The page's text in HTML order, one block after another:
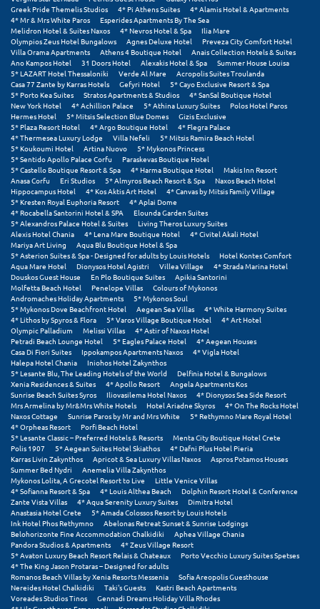
Πόρτο Χέλι
Πρέβεζα
Πύλος
Πύργος
Ρ
Ρέθυμνο
Ρίο
Ρόδος
Σ
Σαλαμίνα
Σαμοθράκη
Σάμος
Σαντορίνη
Σέριφος
Σέρρες
Σιθωνία
Σίκινος
Σίφνος
Σκαφιδιά Ηλείας
Σκιάθος
Σκόπελος
Σκύρος
Greek Pride Themelis Studios
4* Pi Athens Suites
4* Alamis Hotel & Apartments
4* Mr & Mrs White Paros
Esperides Apartments By The Sea
Melidron Hotel & Suites Naxos
4* Nevros Hotel & Spa
Ilia Mare
Olympios Zeus Hotel Bungalows
Agnes Deluxe Hotel
Preveza City Comfort Hotel
Villa Orama Apartments
Athens 4 Boutique Hotel
Anais Collection Hotels & Suites
Ano Kampos Hotel
31 Doors Hotel Alexakis Hotel & Spa
Summer House Louisa
5* LAZART Hotel Thessaloniki
Verde Al Mare
Acropolis Suites Troulanda
Casa 77 Zante by Karras Hotels
Gefyri Hotel
5* Cayo Exclusive Resort & Spa
5* Porto Kea Suites
Stratos Apartments & Studios
4* SanSal Boutique Hotel
New York Hotel
4* Achillion Palace 5* Athina Luxury Suites
Polos Hotel Paros
Hermes Hotel
5* Mitsis Selection Blue Domes
Gizis Exclusive
5* Plaza Resort Hotel
4* Argo Boutique Hotel
4* Flegra Palace
4* Thermesea Luxury Lodge
Villa Nefeli
5* Mitsis Ramira Beach Hotel
5* Koukoumi Hotel
Artina Nuovo
5* Mykonos Princess
5* Sentido Apollo Palace Corfu
Paraskevas Boutique Hotel
5* Castello Boutique Resort & Spa
4* Harma Boutique Hotel
Makis Inn Resort
Anasa Corfu
Eri Studios 5* Almyros Beach Resort & Spa
Naxos Beach Hotel
Hippocampus Hotel
4* Kos Aktis Art Hotel
4* Canvas by Mitsis Family Village
5* Kresten Royal Euphoria Resort
4* Aplai Dome
4* Rocabella Santorini Hotel & SPA
Elounda Garden Suites
5* Alexandros Palace Hotel & Suites
Living Theros Luxury Suites
Alexis Hotel Chania
4* Lena Mare Boutique Hotel
4* Civitel Akali Hotel
Mariya Art Living
Aqua Blu Boutique Hotel & Spa
5* Asterion Suites & Spa - Designed for adults by Louis Hotels
Hotel Kontes Comfort
Aqua Mare Hotel
Dionysos Hotel Agistri Villea Village
4* Strada Marina Hotel
Douskos Guest House
En Plo Boutique Suites
Apikia Santorini
Molfetta Beach Hotel
Penelope Villas
Colours of Mykonos
Andromaches Holiday Apartments
5* Mykonos Soul
5* Mykonos Dove Beachfront Hotel
Aegean Sea Villas
4* White Harmony Suites
4* Lithos by Spyros & Flora
5* Varos Village Boutique Hotel
4* Art Hotel
Olympic Palladium
Melissi Villas
4* Astir of Naxos Hotel
Petradi Beach Lounge Hotel
5* Eagles Palace Hotel
4* Aegean Houses
Casa Di Fiori Suites
Ippokampos Apartments Naxos
4* Vigla Hotel
Halepa Hotel Chania
Iniohos Hotel Zakynthos
5* Lesante Blu, The Leading Hotels of the World
Delfinia Hotel & Bungalows
Xenia Residences & Suites
4* Apollo Resort
Angela Apartments Kos
Sunrise Beach Suites Syros
Iliovasilema Hotel Naxos
4* Dionysos Sea Side Resort
Mrs Armelina by Mr&Mrs White Hotels
Hotel Ariadne Skyros
4* On The Rocks Hotel
Naxos Cottage
Sunrise Paros by Mr and Mrs White
5* Rethymno Mare Royal Hotel
4* Orpheas Resort
Porfi Beach Hotel
5* Lesante Classic – Preferred Hotels & Resorts
Menta City Boutique Hotel Crete
Polis 1907
5* Aegean Suites Hotel Skiathos
4* Dafni Plus Hotel Pieria
Karras Livin Zakynthos
Apricot & Sea Luxury Villas Naxos
Aspros Potamos Houses
Summer Bed Nydri
Anemelia Villa Zakynthos
Mykonos Lolita, A Grecotel Resort to Live
Little Venice Villas
4* Sofianna Resort & Spa
4* Louis Althea Beach
Dolphin Resort Hotel & Conference
Zante Vista Villas
4* Aqua Serenity Luxury Suites
Dimitra Hotel
Anastasia Hotel Crete
5* Amada Colossos Resort by Louis Hotels
Ink Hotel Phos Rethymno
Abelonas Retreat Sunset & Sunrise Lodgings
Belohorizonte Fine Accommodation Chalkidiki
Aphea Village Chania
Pandora Studios & Apartments
4* Zeus Village Resort
5* Avaton Luxury Beach Resort Relais & Chateaux
Porto Vecchio Luxury Suites Spetses
4* The King Jason Protaras – Designed for adults
Romanos Beach Villas by Xenia Resorts Messenia
Sofia Areopolis Guesthouse
Nereides Hotel Chalkidiki
Taki's Guests
Kastri Beach Apartments
Voreades Studios Tinos
Gennadi Dreams Holiday Villa Rhodes